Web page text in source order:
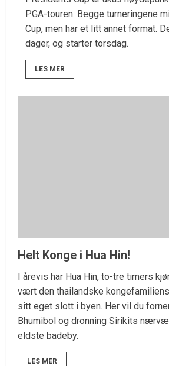
PGA-touren. Begge turneringene
Cup, men har et litt annet format.
dager, og starter torsdag.
LES MER
Helt Konge i Hua Hin!
I årevis har Hua Hin, to-tre timers
vært den thailandske
sitt eget slott i byen. Her vil du
Bhumibol og dronning Sirikits
eldste badeby.
LES MER